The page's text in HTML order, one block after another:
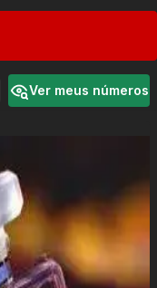
Ver meus números